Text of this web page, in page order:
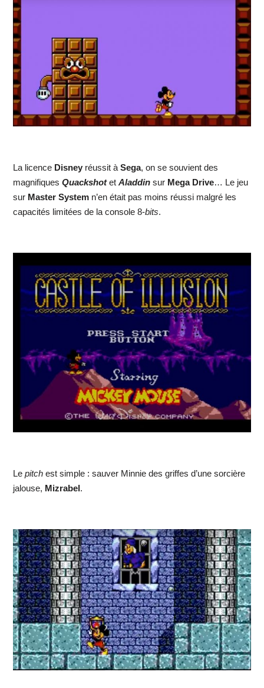
La licence Disneyréussit à Sega, on se souvient des
magnifiques Quackshot et Aladdin sur Mega Drive… Le jeu
surMaster Systemn’en était pas moins réussi malgré les
capacités limitées de la console 8-bits.
Le pitchest simple : sauver Minnie des griffes d’une sorcière
jalouse, Mizrabel.